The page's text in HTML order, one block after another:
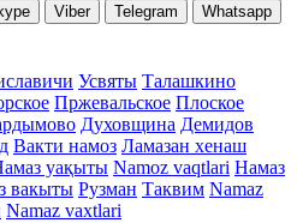
Viber Telegram
Whatsapp
Усвяты Талашкино
Пржевальское Плоское
Духовщина Демидов
Вакти намоз Ламазан хенаш
уақыты Namoz vaqtlari Намаз
вакыты Рузман Таквим Namaz
Namaz vaxtlari